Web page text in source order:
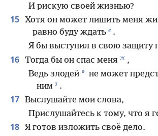
И рискую своей жизнью?
15 Хотя он может лишить меня
равно буду ждать е .
Я бы выступил в свою защиту
16 Тогда бы он спас меня ж ,
Ведь злодей * не может
ним з .
17 Выслушайте мои слова,
Прислушайтесь к тому, что я
18 Я готов изложить своё дело.